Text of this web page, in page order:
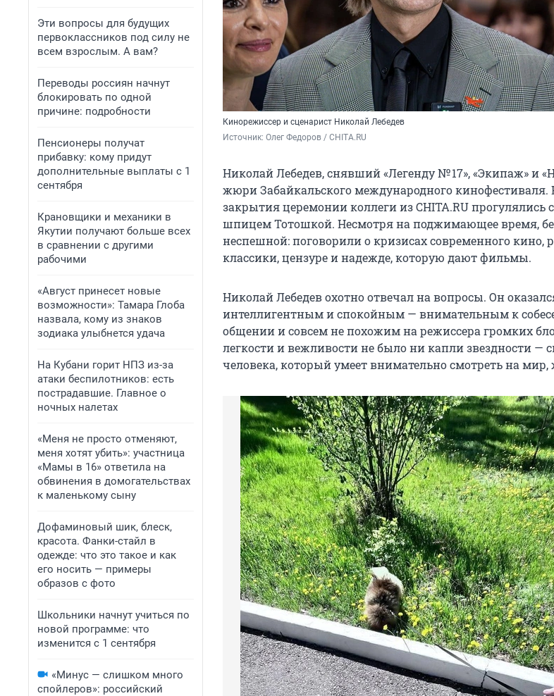
Эти вопросы для будущих
первоклассников под силу не
всем взрослым. А вам?
Переводы россиян начнут
блокировать по одной
причине: подробности
Пенсионеры получат
прибавку: кому придут
дополнительные выплаты с 1
сентября
Крановщики и механики в
Якутии получают больше всех
в сравнении с другими
рабочими
«Август принесет новые
возможности»: Тамара Глоба
назвала, кому из знаков
зодиака улыбнется удача
На Кубани горит НПЗ из-за
атаки беспилотников: есть
пострадавшие. Главное о
ночных налетах
«Меня не просто отменяют,
меня хотят убить»: участница
«Мамы в 16» ответила на
обвинения в домогательствах
к маленькому сыну
Дофаминовый шик, блеск,
красота. Фанки-стайл в
одежде: что это такое и как
его носить — примеры
образов с фото
Школьники начнут учиться по
новой программе: что
изменится с 1 сентября
«Минус — слишком много
спойлеров»: российский
Кинорежиссер и сценарист Николай Лебедев
Источник: Олег Федоров / CHITA.RU
Николай Лебедев, снявший «Легенду № 17», «Экипаж» и
жюри Забайкальского международного кинофестиваля.
закрытия церемонии коллеги из CHITA.RU прогулялись
шпицем Тотошкой. Несмотря на поджимающее время,
неспешной: поговорили о кризисах современного кино,
классики, цензуре и надежде, которую дают фильмы.
Николай Лебедев охотно отвечал на вопросы. Он
интеллигентным и спокойным — внимательным к
общении и совсем не похожим на режиссера громких
легкости и вежливости не было ни капли звездности —
человека, который умеет внимательно смотреть на